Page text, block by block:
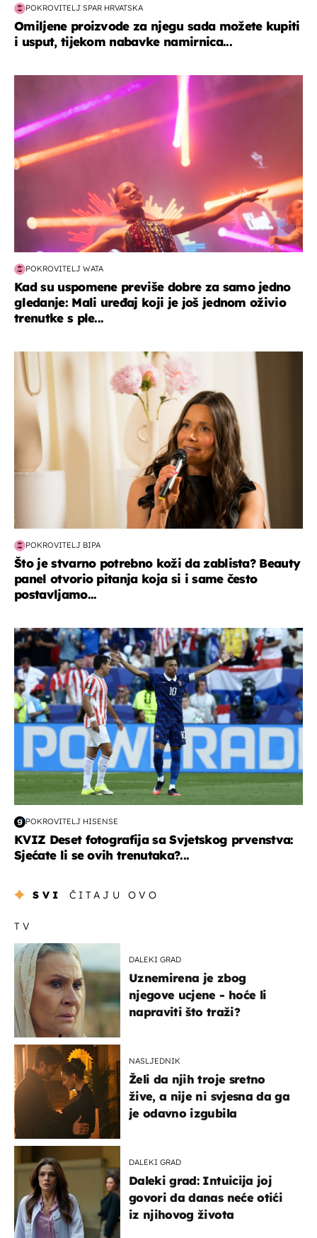
POKROVITELJ SPAR HRVATSKA
Omiljene proizvode za njegu sada možete kupiti
i usput, tijekom nabavke namirnica...
POKROVITELJ WATA
Kad su uspomene previše dobre za samo jedno
gledanje: Mali uređaj koji je još jednom oživio
trenutke s ple...
moda & ljepota
POKROVITELJ BIPA
Što je stvarno potrebno koži da zablista? Beauty
panel otvorio pitanja koja si i same često
postavljamo...
svjetsko prvenstvo 2026
POKROVITELJ HISENSE
KVIZ Deset fotografija sa Svjetskog prvenstva:
Sjećate li se ovih trenutaka?...
SVI ČITAJU OVO
TV
DALEKI GRAD
Uznemirena je zbog
njegove ucjene - hoće li
napraviti što traži?
NASLJEDNIK
Želi da njih troje sretno
žive, a nije ni svjesna da ga
je odavno izgubila
DALEKI GRAD
Daleki grad: Intuicija joj
govori da danas neće otići
iz njihovog života